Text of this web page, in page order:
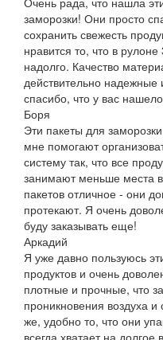
заморозки! Они просто
сохранить свежесть
нравится то, что в рулоне
надолго. Качество
действительно
спасибо, что у вас
Боря
Эти пакеты для
мне помогают
систему так, что все
занимают меньше места
пакетов отличное - они
протекают. Я очень
буду заказывать еще!
Аркадий
Я уже давно пользуюсь
продуктов и очень
плотные и прочные, что
проникновения воздуха
же, удобно то, что они
всегда хватает на